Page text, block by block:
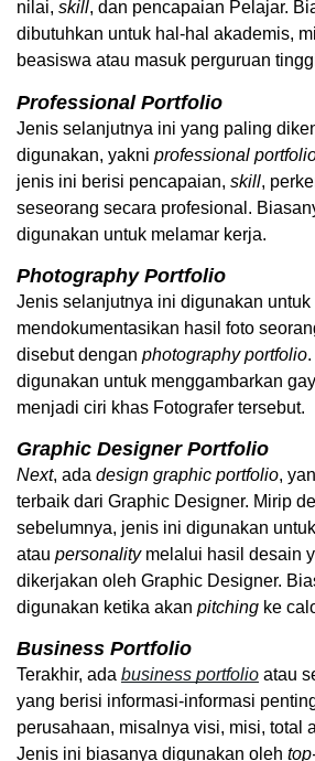
nilai, skill, dan pencapaian Pelajar.
dibutuhkan untuk hal-hal akademis,
beasiswa atau masuk perguruan
Professional Portfolio
Jenis selanjutnya ini yang paling
digunakan, yakni professional
jenis ini berisi pencapaian, skill,
seseorang secara profesional.
digunakan untuk melamar kerja.
Photography Portfolio
Jenis selanjutnya ini digunakan untuk
mendokumentasikan hasil foto
disebut dengan photography portfolio
digunakan untuk menggambarkan
menjadi ciri khas Fotografer tersebut.
Graphic Designer Portfolio
Next, ada design graphic portfolio,
terbaik dari Graphic Designer. Mirip
sebelumnya, jenis ini digunakan
atau personality melalui hasil desain
dikerjakan oleh Graphic Designer.
digunakan ketika akan pitching ke
Business Portfolio
Terakhir, ada business portfolio atau
yang berisi informasi-informasi
perusahaan, misalnya visi, misi, total
Jenis ini biasanya digunakan oleh